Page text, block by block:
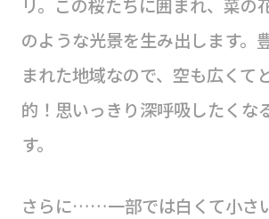
リ。この桜たちに囲まれ、菜の
のような光景を生み出します。
まれた地域なので、空も広くて
的！思いっきり深呼吸したくな
す。
さらに……一部では白くて小さ